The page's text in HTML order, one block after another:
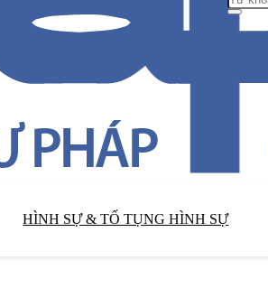
HÌNH SỰ & TỐ TỤNG HÌNH SỰ